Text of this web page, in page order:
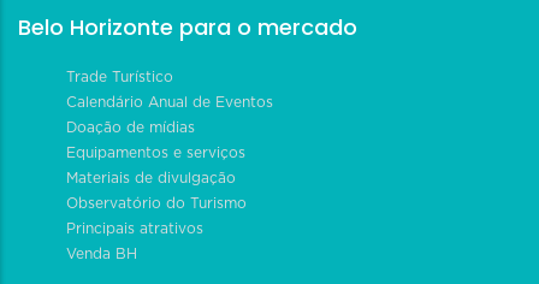
Belo Horizonte para o mercado
Trade Turístico
Calendário Anual de Eventos
Doação de mídias
Equipamentos e serviços
Materiais de divulgação
Observatório do Turismo
Principais atrativos
Venda BH